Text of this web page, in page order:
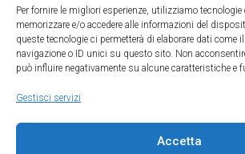
Per fornire le migliori esperienze, utilizziamo tecnologie
memorizzare e/o accedere alle informazioni del
queste tecnologie ci permetterà di elaborare dati come
navigazione o ID unici su questo sito. Non
può influire negativamente su alcune caratteristiche e
Gestisci servizi
Accetta
08.30 - 12.30 / 14 - 18
0522/909701
0522/909748